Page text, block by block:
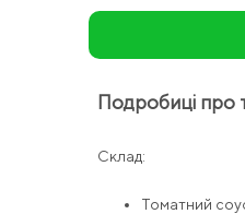
Подробиці про
Склад:
Томатний